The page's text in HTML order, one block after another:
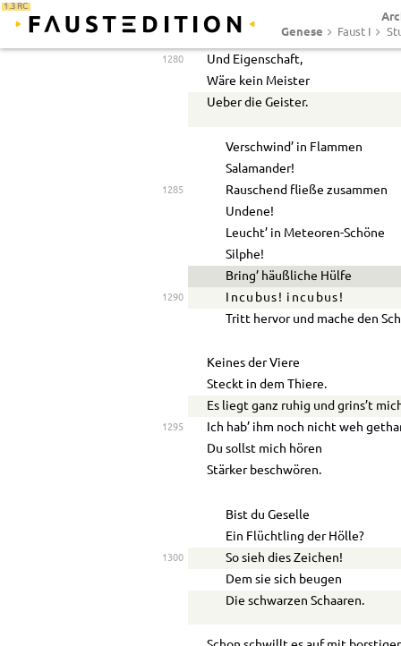
1.3 RC
Genese
Faust I
Die Elemente,
1280
Und Eigenschaft,
Wäre kein Meister
Ueber die Geister.
Verschwind’ in Flammen
Salamander!
1285
Rauschend fließe zusammen
Undene!
Leucht’ in Meteoren-Schöne
Silphe!
Bring’ häußliche Hülfe
1290
Incubus! incubus!
Tritt hervor und mache den
Keines der Viere
Steckt in dem Thiere.
Es liegt ganz ruhig und grins’t
1295
Ich hab’ ihm noch nicht weh
Du sollst mich hören
Stärker beschwören.
Bist du Geselle
Ein Flüchtling der Hölle?
1300
So sieh dies Zeichen!
Dem sie sich beugen
Die schwarzen Schaaren.